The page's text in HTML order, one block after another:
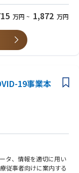
ビューおよび承認
ティングへの参加
ス支援
プライアンスレビュー
資料作成
インの整備・改訂
and resolving issu
with individuals up, d
万円 ~ 1,872 万円
19事業本
タ、情報を適切に用い
従事者向けに案内する